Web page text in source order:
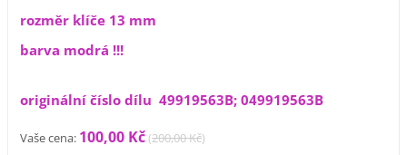
rozměr klíče 13 mm
barva modrá !!!
originální číslo dílu 49919563B; 049919563B
Vaše cena: 100,00 Kč(200,00 Kč)